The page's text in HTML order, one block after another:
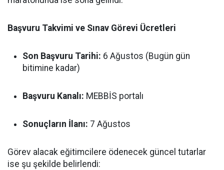
Başvuru Takvimi ve Sınav Görevi Ücretleri
Son Başvuru Tarihi: 6 Ağustos (Bugün gün
bitimine kadar)
Başvuru Kanalı: MEBBİS portalı
Sonuçların İlanı: 7 Ağustos
Görev alacak eğitimcilere ödenecek güncel tutarlar
ise şu şekilde belirlendi: